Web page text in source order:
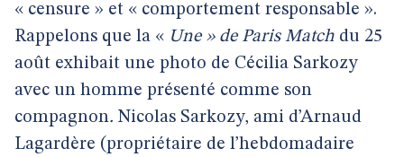
« censure » et « comportement responsable ».
Rappelons que la « Une » de Paris Match du 25
août exhibait une photo de Cécilia Sarkozy
avec un homme présenté comme son
compagnon. Nicolas Sarkozy, ami d’Arnaud
Lagardère (propriétaire de l’hebdomadaire